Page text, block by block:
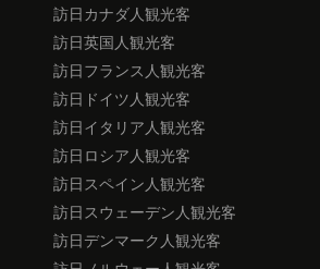
訪日カナダ人観光客
訪日英国人観光客
訪日フランス人観光客
訪日ドイツ人観光客
訪日イタリア人観光客
訪日ロシア人観光客
訪日スペイン人観光客
訪日スウェーデン人観光客
訪日デンマーク人観光客